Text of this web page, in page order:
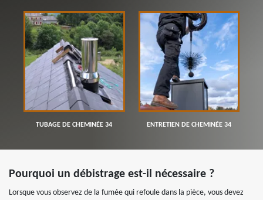
TUBAGE DE CHEMINÉE 34 ENTRETIEN DE CHEMINÉE 34
Pourquoi un débistrage est-il nécessaire ?
Lorsque vous observez de la fumée qui refoule dans la pièce, vous devez